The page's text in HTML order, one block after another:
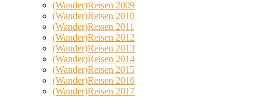
(Wander)Reisen 2009
(Wander)Reisen 2010
(Wander)Reisen 2011
(Wander)Reisen 2012
(Wander)Reisen 2013
(Wander)Reisen 2014
(Wander)Reisen 2015
(Wander)Reisen 2016
(Wander)Reisen 2017